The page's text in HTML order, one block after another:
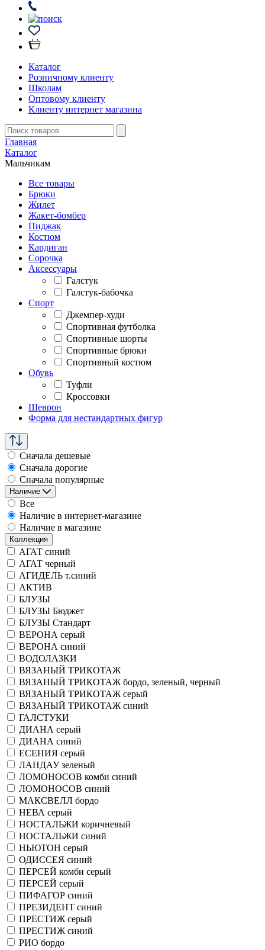
Каталог
Розничному клиенту
Школам
Оптовому клиенту
Клиенту интернет магазина
Главная
Каталог
Мальчикам
Все товары
Брюки
Жилет
Жакет-бомбер
Пиджак
Костюм
Кардиган
Сорочка
Аксессуары
Галстук
Галстук-бабочка
Спорт
Джемпер-худи
Спортивная футболка
Спортивные шорты
Спортивные брюки
Спортивный костюм
Обувь
Туфли
Кроссовки
Шеврон
Форма для нестандартных фигур
Сначала дешевые
Сначала дорогие
Сначала популярные
Наличие
Все
Наличие в интернет-магазине
Наличие в магазине
Коллекция
АГАТ синий
АГАТ черный
АГИДЕЛЬ т.синий
АКТИВ
БЛУЗЫ
БЛУЗЫ Бюджет
БЛУЗЫ Стандарт
ВЕРОНА серый
ВЕРОНА синий
ВОДОЛАЗКИ
ВЯЗАНЫЙ ТРИКОТАЖ
ВЯЗАНЫЙ ТРИКОТАЖ бордо, зеленый, черный
ВЯЗАНЫЙ ТРИКОТАЖ серый
ВЯЗАНЫЙ ТРИКОТАЖ синий
ГАЛСТУКИ
ДИАНА серый
ДИАНА синий
ЕСЕНИЯ серый
ЛАНДАУ зеленый
ЛОМОНОСОВ комби синий
ЛОМОНОСОВ синий
МАКСВЕЛЛ бордо
НЕВА серый
НОСТАЛЬЖИ коричневый
НОСТАЛЬЖИ синий
НЬЮТОН серый
ОДИССЕЯ синий
ПЕРСЕЙ комби серый
ПЕРСЕЙ серый
ПИФАГОР синий
ПРЕЗИДЕНТ синий
ПРЕСТИЖ серый
ПРЕСТИЖ синий
РИО бордо